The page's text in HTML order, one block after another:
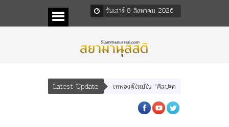
วันเสาร์ 8 สิงหาคม 2026
Latest Update
บุตร” และ “เทพีรัฐธรรมนูญ” เทพองค์ใหม่ใน “ศิลปะคณะราษฎร”